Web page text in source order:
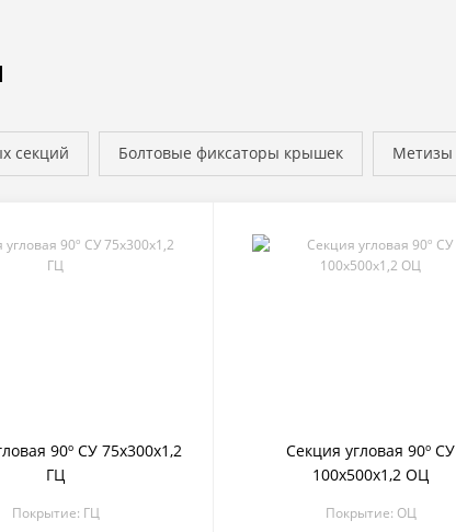
секций Болтовые фиксаторы крышек Метизы
90º СУ 75х300х1,2
ГЦ
Покрытие: ГЦ
Секция угловая 90º СУ
100х500х1,2 ОЦ
Покрытие: ОЦ